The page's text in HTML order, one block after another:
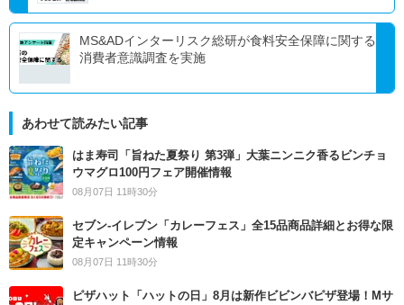
MS&ADインターリスク総研が食料安全保障に関する
消費者意識調査を実施
あわせて読みたい記事
はま寿司「旨ねた夏祭り 第3弾」大葉ニンニク香るビンチョ
ウマグロ100円フェア開催情報
08月07日 11時30分
セブン‐イレブン「カレーフェス」全15品商品詳細とお得な限
定キャンペーン情報
08月07日 11時30分
ピザハット「ハットの日」8月は新作ビビンバピザ登場！Mサ